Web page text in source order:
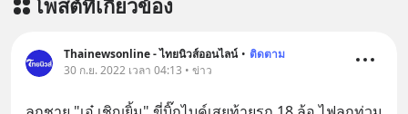
โพสต์ที่เกี่ยวข้อง
Thainewsonline - ไทยนิวส์ออนไลน์ • ติดตาม
30 ก.ย. 2022 เวลา 04:13 • ข่าว